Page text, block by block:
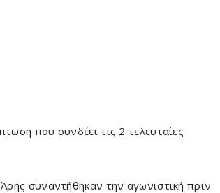
που συνδέει τις 2 τελευταίες
συναντήθηκαν την αγωνιστική πριν